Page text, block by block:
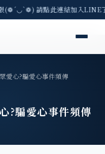
(❁´◡`❁) 請點此連結加入
愛心?騙愛心事件頻傳
?騙愛心事件頻傳